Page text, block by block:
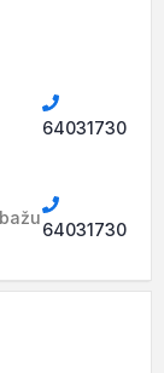
64031730
64031730